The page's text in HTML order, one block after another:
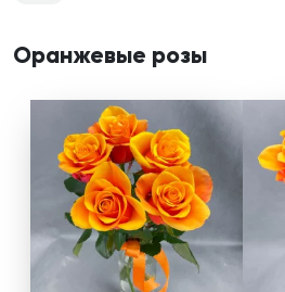
Оранжевые розы